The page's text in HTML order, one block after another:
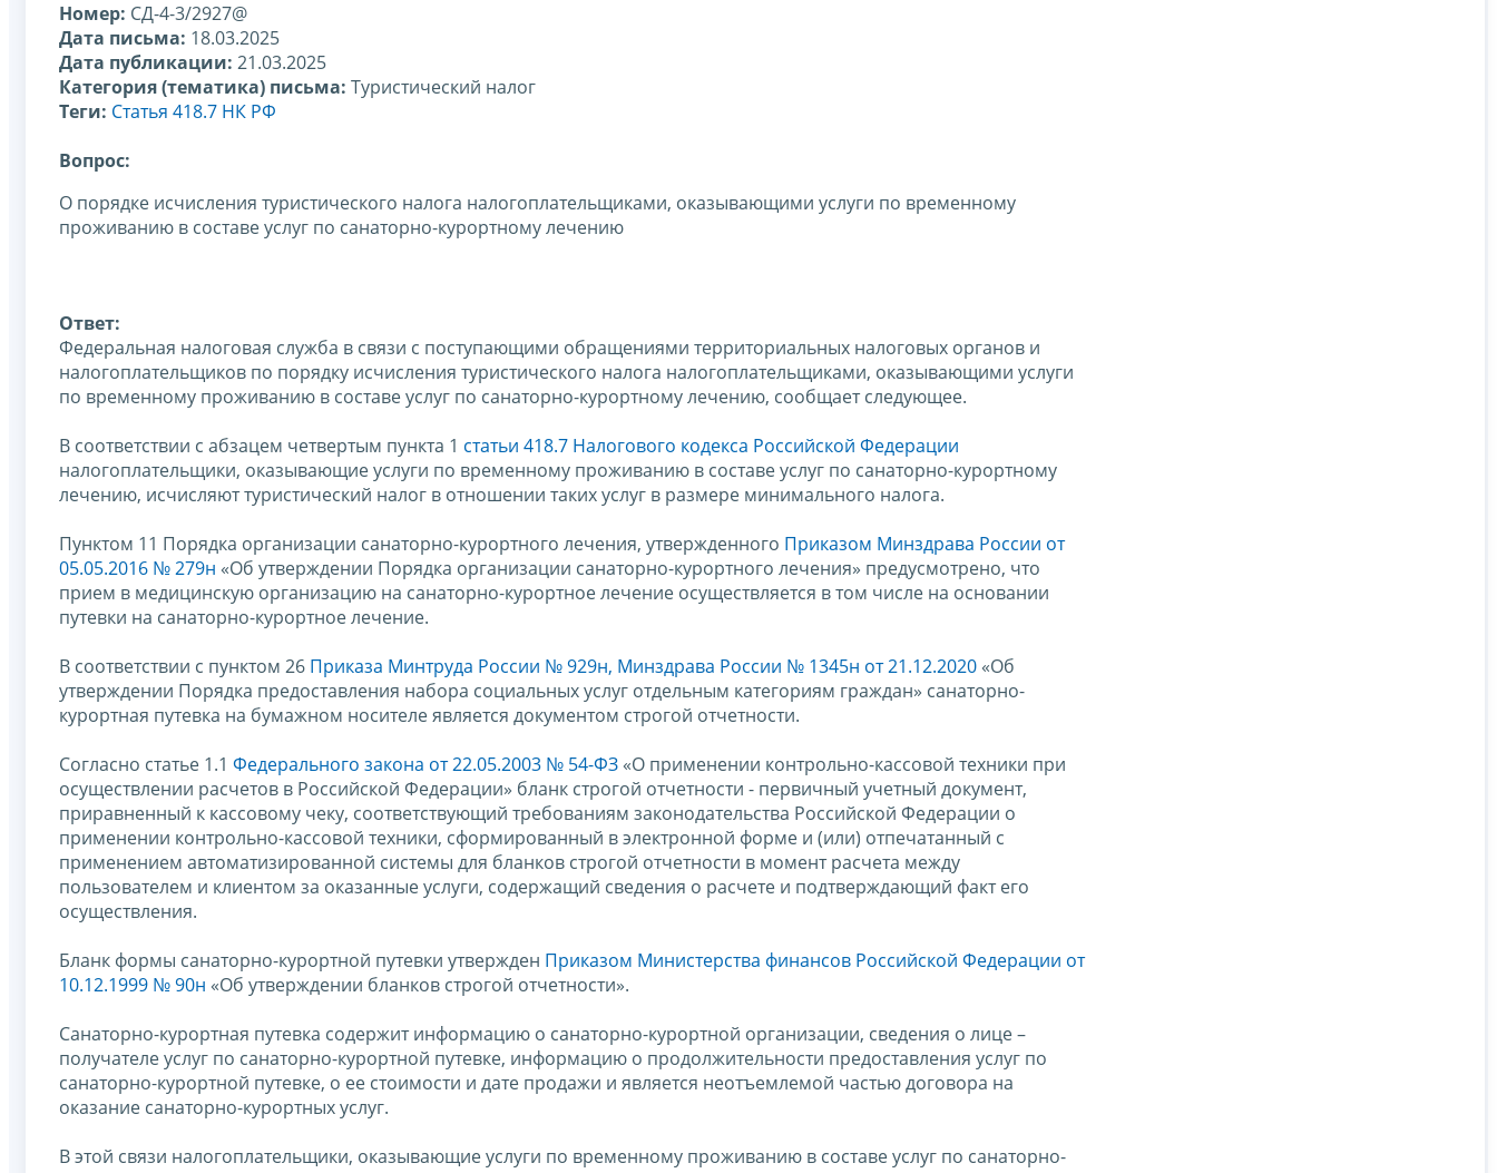
Номер: СД-4-3/2927@
Дата письма: 18.03.2025
Дата публикации: 21.03.2025
Категория (тематика) письма: Туристический налог
Теги: Статья 418.7 НК РФ
Вопрос:
О порядке исчисления туристического налога налогоплательщиками, оказывающими услуги по временному
проживанию в составе услуг по санаторно-курортному лечению
Ответ:
Федеральная налоговая служба в связи с поступающими обращениями территориальных налоговых органов и
налогоплательщиков по порядку исчисления туристического налога налогоплательщиками, оказывающими услуги
по временному проживанию в составе услуг по санаторно-курортному лечению, сообщает следующее.
В соответствии с абзацем четвертым пункта 1 статьи 418.7 Налогового кодекса Российской Федерации
налогоплательщики, оказывающие услуги по временному проживанию в составе услуг по санаторно-курортному
лечению, исчисляют туристический налог в отношении таких услуг в размере минимального налога.
Пунктом 11 Порядка организации санаторно-курортного лечения, утвержденного Приказом Минздрава России от
05.05.2016 № 279н «Об утверждении Порядка организации санаторно-курортного лечения» предусмотрено, что
прием в медицинскую организацию на санаторно-курортное лечение осуществляется в том числе на основании
путевки на санаторно-курортное лечение.
В соответствии с пунктом 26 Приказа Минтруда России № 929н, Минздрава России № 1345н от 21.12.2020 «Об
утверждении Порядка предоставления набора социальных услуг отдельным категориям граждан» санаторно-
курортная путевка на бумажном носителе является документом строгой отчетности.
Согласно статье 1.1 Федерального закона от 22.05.2003 № 54-ФЗ «О применении контрольно-кассовой техники при
осуществлении расчетов в Российской Федерации» бланк строгой отчетности - первичный учетный документ,
приравненный к кассовому чеку, соответствующий требованиям законодательства Российской Федерации о
применении контрольно-кассовой техники, сформированный в электронной форме и (или) отпечатанный с
применением автоматизированной системы для бланков строгой отчетности в момент расчета между
пользователем и клиентом за оказанные услуги, содержащий сведения о расчете и подтверждающий факт его
осуществления.
Бланк формы санаторно-курортной путевки утвержден Приказом Министерства финансов Российской Федерации от
10.12.1999 № 90н «Об утверждении бланков строгой отчетности».
Санаторно-курортная путевка содержит информацию о санаторно-курортной организации, сведения о лице –
получателе услуг по санаторно-курортной путевке, информацию о продолжительности предоставления услуг по
санаторно-курортной путевке, о ее стоимости и дате продажи и является неотъемлемой частью договора на
оказание санаторно-курортных услуг.
В этой связи налогоплательщики, оказывающие услуги по временному проживанию в составе услуг по санаторно-